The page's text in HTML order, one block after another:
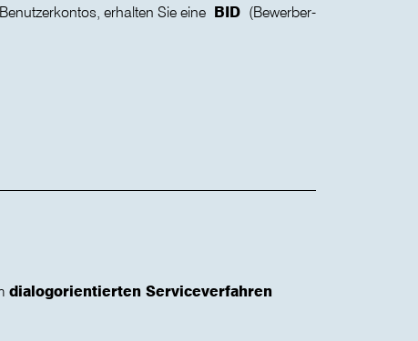
erhalten Sie eine BID (Bewerber-
dialogorientierten Serviceverfahren